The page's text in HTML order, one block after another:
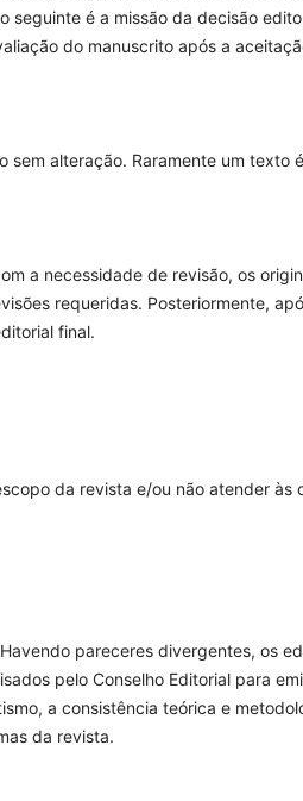
é a missão da decisão
do manuscrito após a
alteração. Raramente um texto
a necessidade de revisão, os
requeridas. Posteriormente,
final.
da revista e/ou não atender às
pareceres divergentes, os
pelo Conselho Editorial para
a consistência teórica e
da revista.